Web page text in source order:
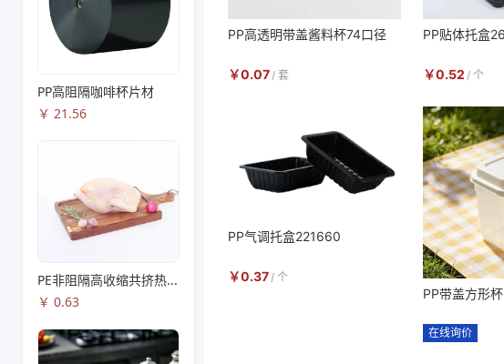
PP高阻隔咖啡杯片材
￥ 21.56
PE非阻隔高收缩共挤热收缩膜S83
￥ 0.63
PP高透明带盖酱料杯74口径
￥0.07 / 套
PP贴体托盒
￥0.52 / 个
PP气调托盒221660
￥0.37/ 个
PP带盖方形杯
在线询价